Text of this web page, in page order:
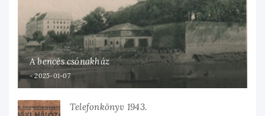
A bencés csónakház
2025-01-07
Telefonkönyv 1943.